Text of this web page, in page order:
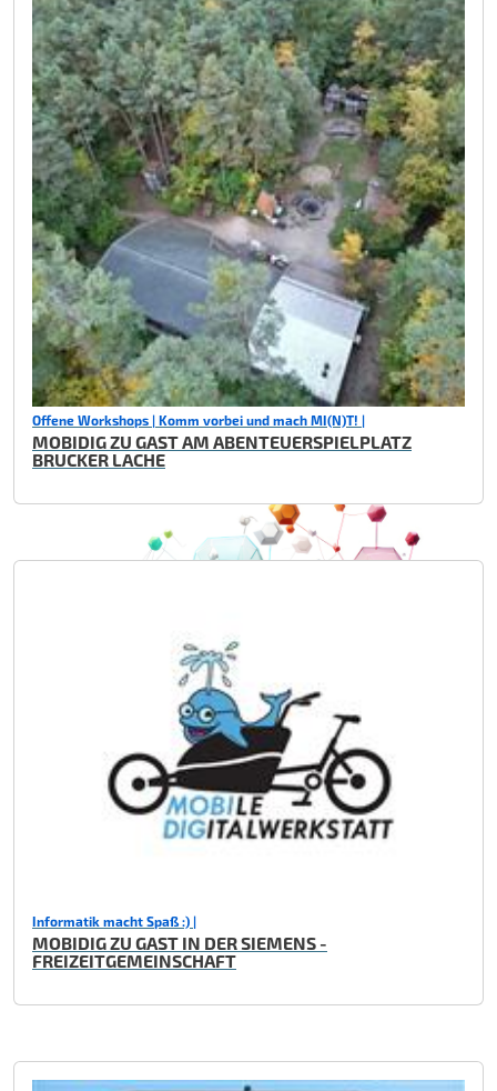
Offene Workshops | Komm vorbei und mach MI(N)T! |
MOBIDIG ZU GAST AM ABENTEUERSPIELPLATZ
BRUCKER LACHE
Informatik macht Spaß :) |
MOBIDIG ZU GAST IN DER SIEMENS -
FREIZEITGEMEINSCHAFT